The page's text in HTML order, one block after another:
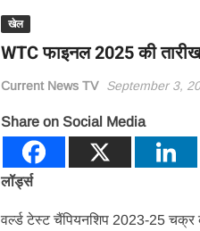
खेल
WTC फाइनल 2025 की तारीख
Current News TV September 3,
Share on Social Media
लॉर्ड्स
वर्ल्ड टेस्ट चैंपियनशिप 2023-25